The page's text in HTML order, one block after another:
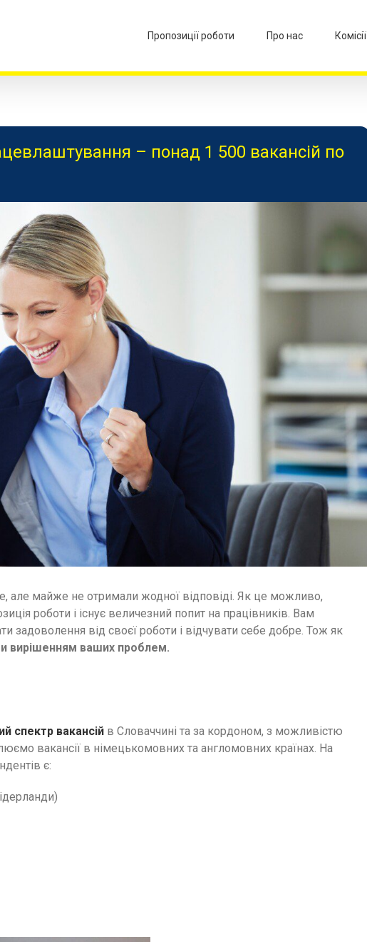
Пропозиції роботи Про нас Комісії
– понад 1 500 вакансій по
але майже не отримали жодної відповіді. Як це можливо,
роботи і існує величезний попит на працівників. Вам
задоволення від своєї роботи і відчувати себе добре. Тож як
вирішенням ваших проблем.
спектр вакансій в Словаччині та за кордоном, з можливістю
вакансії в німецькомовних та англомовних країнах. На
є: